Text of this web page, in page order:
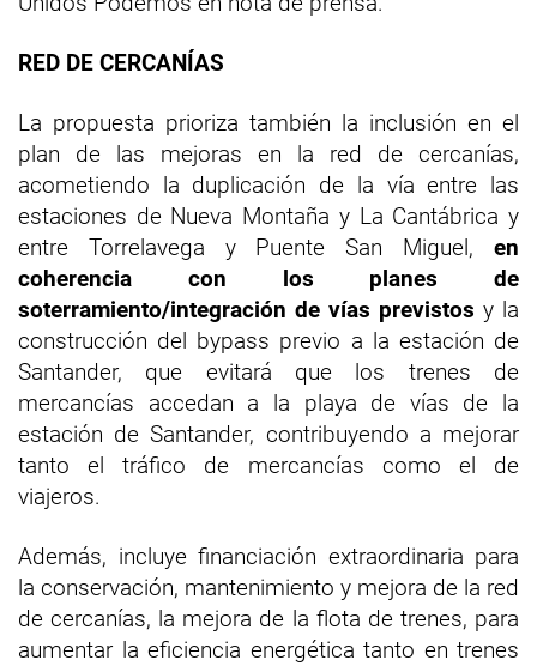
RED DE CERCANÍAS
La propuesta prioriza también la inclusión en el
plan de las mejoras en la red de cercanías,
acometiendo la duplicación de la vía entre las
estaciones de Nueva Montaña y La Cantábrica y
entre Torrelavega y Puente San Miguel, en
coherencia con los planes de
soterramiento/integración de vías previstos y la
construcción del bypass previo a la estación de
Santander, que evitará que los trenes de
mercancías accedan a la playa de vías de la
estación de Santander, contribuyendo a mejorar
tanto el tráfico de mercancías como el de
viajeros.
Además, incluye financiación extraordinaria para
la conservación, mantenimiento y mejora de la red
de cercanías, la mejora de la flota de trenes, para
aumentar la eficiencia energética tanto en trenes